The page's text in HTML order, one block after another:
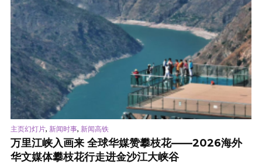
主页幻灯片, 新闻时事, 新闻高铁
万里江峡入画来 全球华媒赞攀枝花——2026海外
华文媒体攀枝花行走进金沙江大峡谷